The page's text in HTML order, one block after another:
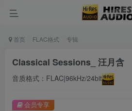
首页 FLAC格式 专辑
Classical Sessions_ 汪月含
音质格式：FLAC|96kHz/24bit
会员专享